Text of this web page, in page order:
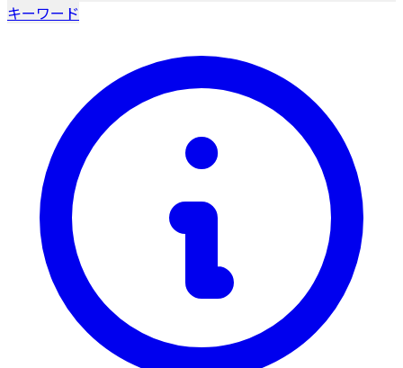
キーワード